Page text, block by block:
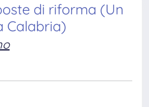
di riforma (Un
Calabria)